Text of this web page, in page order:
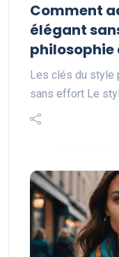
Comment
élégant
philosophie
Les clés du style
sans effort Le